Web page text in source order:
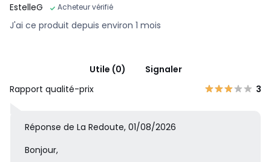
EstelleG
Acheteur vérifié
J'ai ce produit depuis environ 1 mois
Utile (0)
Signaler
Rapport qualité-prix
3
Réponse de La Redoute, 01/08/2026
Bonjour,